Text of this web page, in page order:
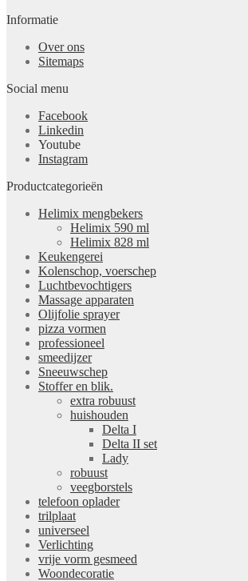
Informatie
Over ons
Sitemaps
Social menu
Facebook
Linkedin
Youtube
Instagram
Productcategorieën
Helimix mengbekers
Helimix 590 ml
Helimix 828 ml
Keukengerei
Kolenschop, voerschep
Luchtbevochtigers
Massage apparaten
Olijfolie sprayer
pizza vormen
professioneel
smeedijzer
Sneeuwschep
Stoffer en blik.
extra robuust
huishouden
Delta I
Delta II set
Lady
robuust
veegborstels
telefoon oplader
trilplaat
universeel
Verlichting
vrije vorm gesmeed
Woondecoratie